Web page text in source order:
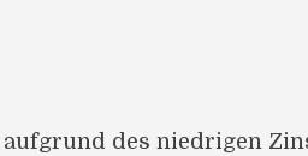
des niedrigen